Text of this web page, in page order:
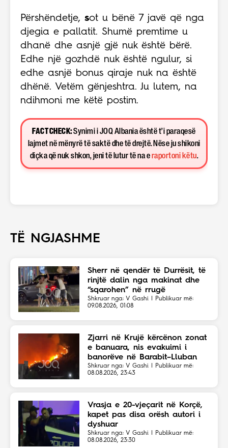
Përshëndetje, sot u bënë 7 javë që nga
djegia e pallatit. Shumë premtime u
dhanë dhe asnjë gjë nuk është bërë.
Edhe një gozhdë nuk është ngulur, si
edhe asnjë bonus qiraje nuk na është
dhënë. Vetëm gënjeshtra. Ju lutem, na
ndihmoni me këtë postim.
FACT CHECK:Synimi i JOQ Albania është t’i paraqesë
lajmet në mënyrë të saktë dhe të drejtë. Nëse ju shikoni
diçka që nuk shkon, jeni të lutur të na e raportoni këtu.
TË NGJASHME
Sherr në qendër të Durrësit, të
rinjtë dalin nga makinat dhe
“sqarohen” në rrugë
Shkruar nga: V Gashi | Publikuar më:
09.08.2026, 01:08
Zjarri në Krujë kërcënon zonat
e banuara, nis evakuimi i
banorëve në Barabit–Lluban
Shkruar nga: V Gashi | Publikuar më:
08.08.2026, 23:43
Vrasja e 20-vjeçarit në Korçë,
kapet pas disa orësh autori i
dyshuar
Shkruar nga: V Gashi | Publikuar më:
08.08.2026, 23:30